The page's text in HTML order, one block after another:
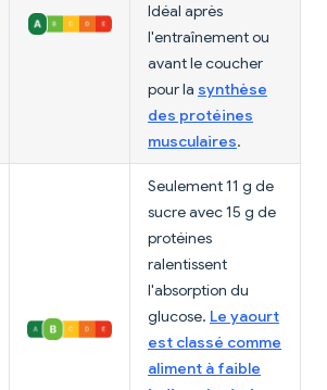
Idéal après
l'entraînement ou
avant le coucher
pour la synthèse
des protéines
musculaires.
Seulement 11 g de
sucre avec 15 g de
protéines
ralentissent
l'absorption du
glucose. Le yaourt
est classé comme
aliment à faible